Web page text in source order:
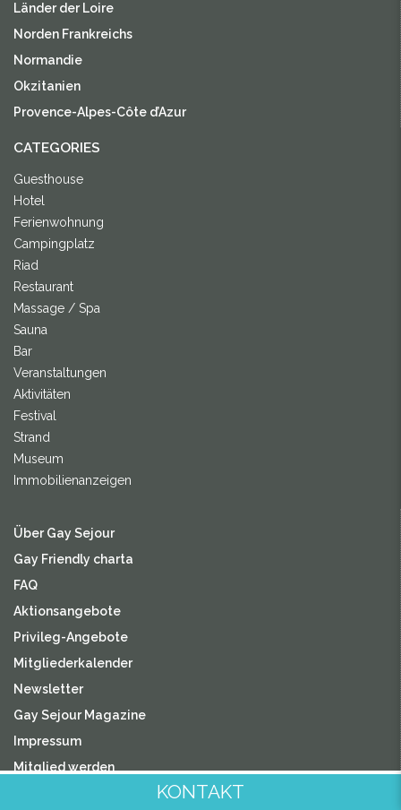
KONTAKT
Länder der Loire
Norden Frankreichs
Normandie
Okzitanien
Provence-Alpes-Côte d’Azur
CATEGORIES
Guesthouse
Hotel
Ferienwohnung
Campingplatz
Riad
Restaurant
Massage / Spa
Sauna
Bar
Veranstaltungen
Aktivitäten
Festival
Strand
Museum
Immobilienanzeigen
Über Gay Sejour
Gay Friendly charta
FAQ
Aktionsangebote
Privileg-Angebote
Mitgliederkalender
Newsletter
Gay Sejour Magazine
Impressum
Mitglied werden